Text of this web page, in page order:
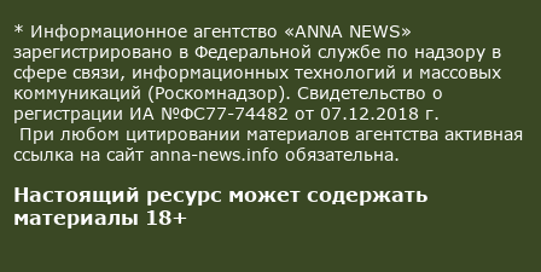
* Информационное агентство «ANNA NEWS»
зарегистрировано в Федеральной службе по надзору в
сфере связи, информационных технологий и массовых
коммуникаций (Роскомнадзор). Свидетельство о
регистрации ИА №ФС77-74482 от 07.12.2018 г.
При любом цитировании материалов агентства активная
ссылка на сайт anna-news.info обязательна.
Настоящий ресурс может содержать
материалы 18+